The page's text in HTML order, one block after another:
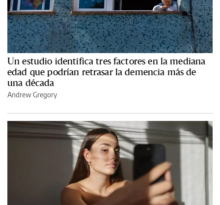
Un estudio identifica tres factores en la mediana
edad que podrían retrasar la demencia más de
una década
Andrew Gregory